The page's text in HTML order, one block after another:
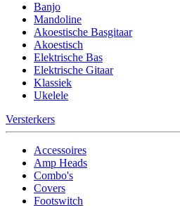
Banjo
Mandoline
Akoestische Basgitaar
Akoestisch
Elektrische Bas
Elektrische Gitaar
Klassiek
Ukelele
Versterkers
Accessoires
Amp Heads
Combo's
Covers
Footswitch